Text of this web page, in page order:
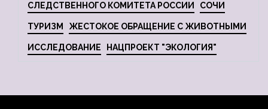
СЛЕДСТВЕННОГО КОМИТЕТА РОССИИ СОЧИ
ТУРИЗМ ЖЕСТОКОЕ ОБРАЩЕНИЕ С ЖИВОТНЫМИ
ИССЛЕДОВАНИЕ НАЦПРОЕКТ "ЭКОЛОГИЯ"